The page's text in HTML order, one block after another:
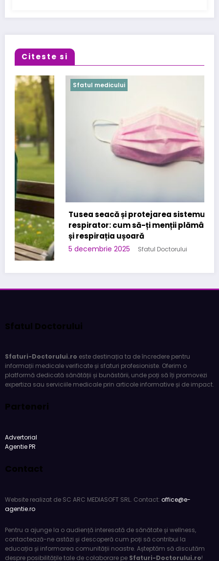
Citeste si
Sfatul medicului
Tusea seacă și protejarea sistemului
respirator: cum să-ți menții plămânii sănătoși
și respirația ușoară
5 decembrie 2025 Sfatul Doctorului
Sfatul Doctorului
Sfaturi-Doctorului.ro este destinația ta de încredere pentru
informații medicale verificate și sfaturi profesioniste. Oferim o
platformă dedicată sănătății și bunăstării, unde poți să îți promovezi
expertiza sau serviciile medicale prin articole informative și de impact.
Parteneri
Advertorial
Agentie PR
Contact
Website realizat de SC ARC MEDIASOFT SRL. Contact: office@e-
agentie.ro
Pentru a ajunge la o audiență interesată de sănătate și wellness,
contactează-ne astăzi și descoperă cum poți să contribui la
educația și informarea comunității noastre. Așteptăm să discutăm
despre posibilitățile tale de colaborare pe Sfaturi-Doctorului.ro!